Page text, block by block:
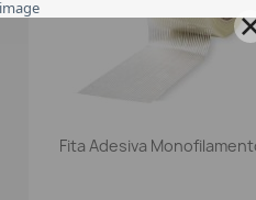
Vista rápida
Fita Adesiva